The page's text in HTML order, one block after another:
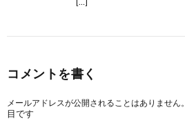
コメントを書く
メールアドレスが公開されることはありません。
目です